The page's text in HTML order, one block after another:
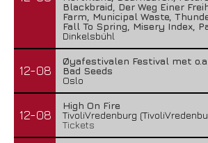
Blackbraid, Der Weg Einer
Farm, Municipal Waste,
Fall To Spring, Misery Index,
Dinkelsbühl
12-08
Øyafestivalen Festival met
Bad Seeds
Oslo
12-08
High On Fire
TivoliVredenburg
Tickets